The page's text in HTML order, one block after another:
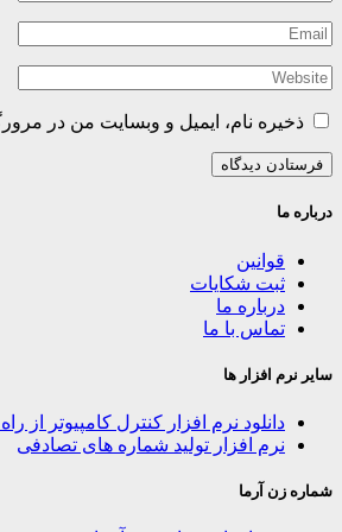
ذخیره نام، ایمیل و وبسایت من در
درباره ما
قوانین
ثبت شکایات
درباره ما
تماس با ما
سایر نرم افزار ها
دانلود نرم افزار کنترل کامپیوتر از
نرم افزار تولید شماره های تصادفی
شماره زن آرما